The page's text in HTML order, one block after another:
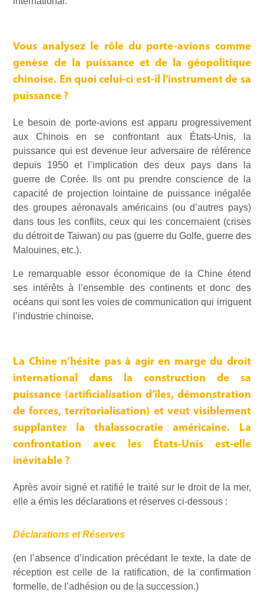
Vous analysez le rôle du porte-avions comme
genèse de la puissance et de la géopolitique
chinoise. En quoi celui-ci est-il l’instrument de sa
puissance ?
Le besoin de porte-avions est apparu progressivement
aux Chinois en se confrontant aux États-Unis, la
puissance qui est devenue leur adversaire de référence
depuis 1950 et l’implication des deux pays dans la
guerre de Corée. Ils ont pu prendre conscience de la
capacité de projection lointaine de puissance inégalée
des groupes aéronavals américains (ou d’autres pays)
dans tous les conflits, ceux qui les concernaient (crises
du détroit de Taiwan) ou pas (guerre du Golfe, guerre des
Malouines, etc.).
Le remarquable essor économique de la Chine étend
ses intérêts à l’ensemble des continents et donc des
océans qui sont les voies de communication qui irriguent
l’industrie chinoise.
La Chine n’hésite pas à agir en marge du droit
international dans la construction de sa
puissance (artificialisation d’îles, démonstration
de forces, territorialisation) et veut visiblement
supplanter la thalassocratie américaine. La
confrontation avec les États-Unis est-elle
inévitable ?
Après avoir signé et ratifié le traité sur le droit de la mer,
elle a émis les déclarations et réserves ci-dessous :
Déclarations et Réserves
(en l’absence d’indication précédant le texte, la date de
réception est celle de la ratification, de la confirmation
formelle, de l’adhésion ou de la succession.)